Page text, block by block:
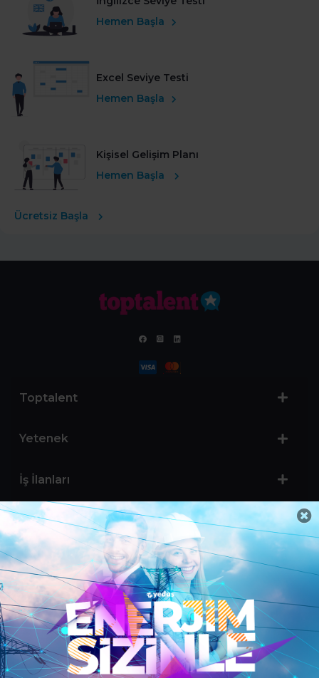
Hemen Başla
Excel Seviye Testi
Hemen Başla
Kişisel Gelişim Planı
Hemen Başla
Ücretsiz Başla
Toptalent
Yetenek
İş İlanları
Sertifika Programları
Yetenek Testleri
İşveren